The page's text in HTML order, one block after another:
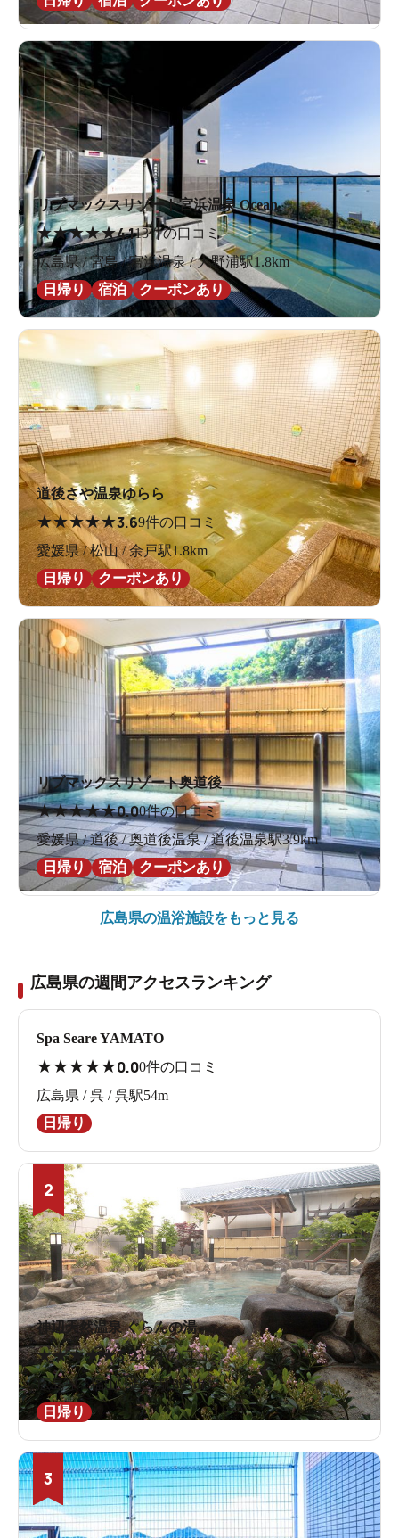
リブマックスリゾート宮浜温泉 Ocean
★★★★★4.113件の口コミ
広島県 / 宮島 / 宮浜温泉 / 大野浦駅1.8km
日帰り
宿泊 クーポンあり
道後さや温泉ゆらら
★★★★★3.69件の口コミ
愛媛県 / 松山 / 余戸駅1.8km
日帰り
クーポンあり
リブマックスリゾート奥道後
★★★★★0.00件の口コミ
愛媛県 / 道後 / 奥道後温泉 / 道後温泉駅3.9km
日帰り
宿泊 クーポンあり
広島県の温浴施設をもっと見る
広島県の週間アクセスランキング
Spa Seare YAMATO
★★★★★0.00件の口コミ
広島県 / 呉 / 呉駅54m
日帰り
2
神辺天然温泉 ぐらんの湯
★★★★★3.215件の口コミ
広島県 / 福山 / 道上駅883m
日帰り
3